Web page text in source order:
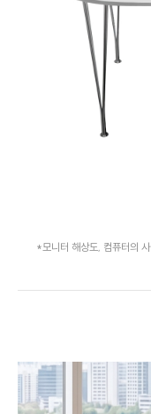
*모니터 해상도, 컴퓨터의